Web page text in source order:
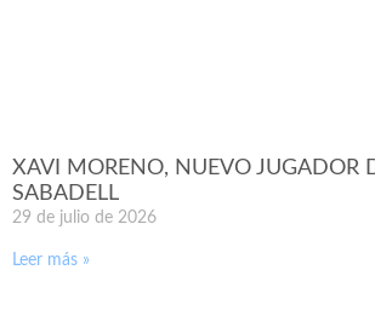
XAVI MORENO, NUEVO JUGADOR
SABADELL
29 de julio de 2026
Leer más »